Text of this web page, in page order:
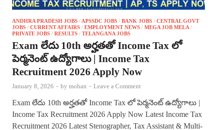
ANDHRA PRADESH JOBS / APSSDC JOBS / BANK JOBS / CENTRAL GOVT
JOBS / CURRENT AFFAIRS / EMPLOYMENT NEWS / MEGA JOB MELA /
PRIVATE JOBS / RESULTS / TELANGANA JOBS
Exam లేదు 10th అర్హతతో Income Tax లో
పెర్మనెంట్ ఉద్యోగాలు | Income Tax
Recruitment 2026 Apply Now
January 8, 2026 - by mohan - Leave a Comment
Exam లేదు 10th అర్హతతో Income Tax లో పెర్మనెంట్ ఉద్యోగాలు |
Income Tax Recruitment 2026 Apply Now Latest Income Tax
Recruitment 2026 Latest Stenographer, Tax Assistant & Multi-